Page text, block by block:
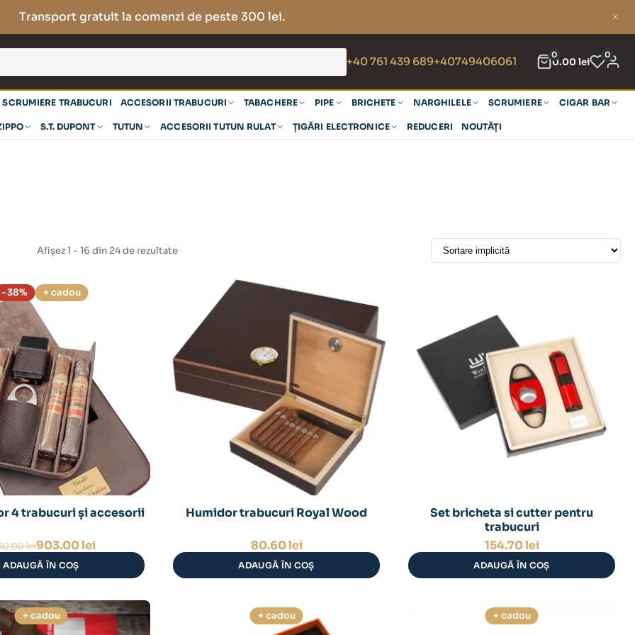
Transport gratuit la comenzi de peste 300 lei.
+40 761 439 689+40749406061 0
0.00lei
0
SCRUMIERE TRABUCURI ACCESORII TRABUCURI TABACHERE PIPE BRICHETE NARGHILELE SCRUMIERE CIGAR BAR
S.T. DUPONT TUTUN ACCESORII TUTUN RULAT ȚIGĂRI ELECTRONICE REDUCERI NOUTĂȚI
Afișez 1 - 16 din 24 de rezultate
-38% + cadou
4 trabucuri și accesorii
lei Prețul
inițial
a
1,450.00 lei.
903.00lei
Prețul
curent
este:
ADAUGĂ ÎN COȘ
Humidor trabucuri Royal Wood
80.60lei
ADAUGĂ ÎN COȘ
Set bricheta si cutter pentru
trabucuri
154.70lei
ADAUGĂ ÎN COȘ
+ cadou + cadou + cadou